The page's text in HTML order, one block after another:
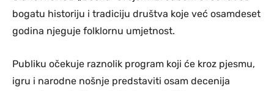
bogatu historiju i tradiciju društva koje već osamdeset
godina njeguje folklornu umjetnost.
Publiku očekuje raznolik program koji će kroz pjesmu,
igru i narodne nošnje predstaviti osam decenija